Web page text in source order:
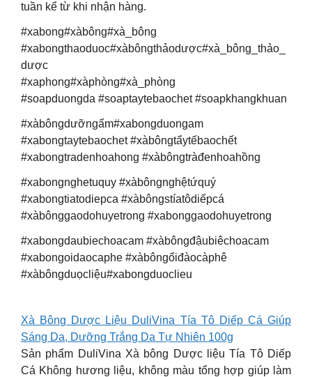
tuần kể từ khi nhận hàng.
#xabong#xàbông#xà_bông
#xabongthaoduoc#xàbôngthảodược#xà_bông_thảo_
dược
#xaphong#xàphòng#xà_phòng
#soapduongda #soaptaytebaochet #soapkhangkhuan
#xàbôngdưỡngẩm#xabongduongam
#xabongtaytebaochet #xàbôngtẩytếbaochết
#xabongtradenhoahong #xàbôngtràđenhoahồng
#xabongnghetuquy #xàbôngnghệtứquý
#xabongtiatodiepca #xàbôngstíatôdiếpcá
#xàbônggaodohuyetrong #xabonggaodohuyetrong
#xabongdaubiechoacam #xàbôngđậubiêchoacam
#xabongoidaocaphe #xàbôngổiđàocàphê
#xàbôngduọcliệu#xabongduoclieu
Xà Bông Dược Liệu DuliVina Tía Tô Diếp Cá Giúp
Sáng Da, Dưỡng Trắng Da Tự Nhiên 100g
Sản phẩm DuliVina Xà bông Dược liệu Tía Tô Diếp
Cá Không hương liệu, không màu tổng hợp giúp làm